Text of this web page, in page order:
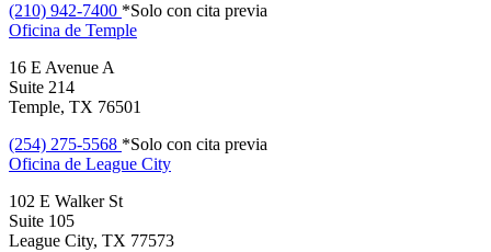
(210) 942-7400 *Solo con cita previa
Oficina de Temple
16 E Avenue A
Suite 214
Temple, TX 76501
(254) 275-5568 *Solo con cita previa
Oficina de League City
102 E Walker St
Suite 105
League City, TX 77573